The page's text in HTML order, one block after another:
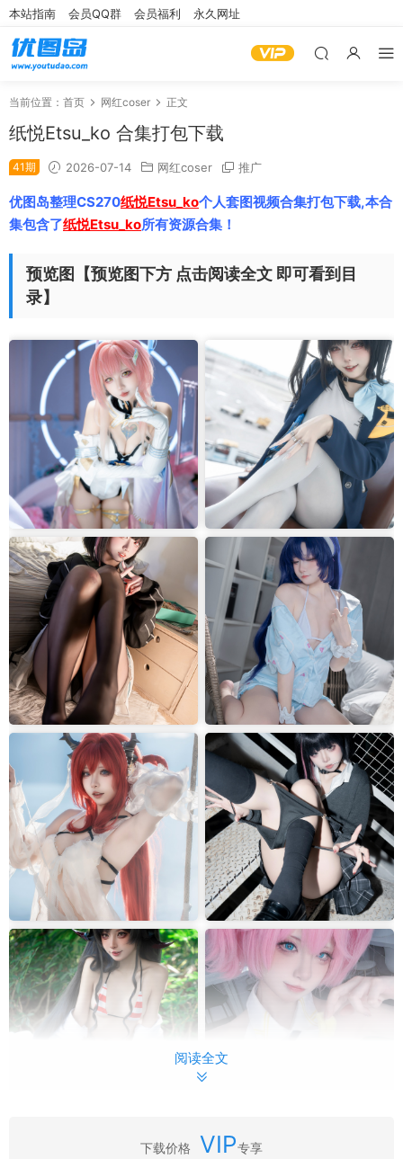
本站指南 会员QQ群 会员福利 永久网址
当前位置： 首页 网红coser 正文
纸悦Etsu_ko 合集打包下载
41期 2026-07-14 网红coser 推广
优图岛整理CS270纸悦Etsu_ko个人套图视频合集打包下载,本合
集包含了纸悦Etsu_ko所有资源合集！
预览图【预览图下方 点击阅读全文 即可看到目
录】
阅读全文
下载价格 VIP专享